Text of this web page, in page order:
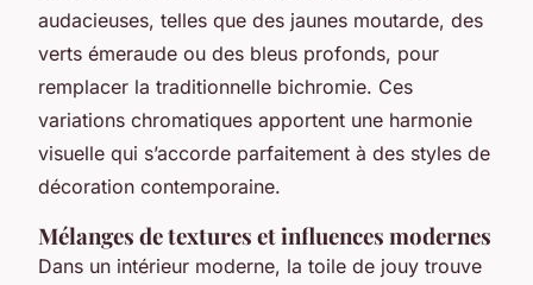
audacieuses, telles que des jaunes moutarde, des
verts émeraude ou des bleus profonds, pour
remplacer la traditionnelle bichromie. Ces
variations chromatiques apportent une harmonie
visuelle qui s’accorde parfaitement à des styles de
décoration contemporaine.
Mélanges de textures et influences modernes
Dans un intérieur moderne, la toile de jouy trouve